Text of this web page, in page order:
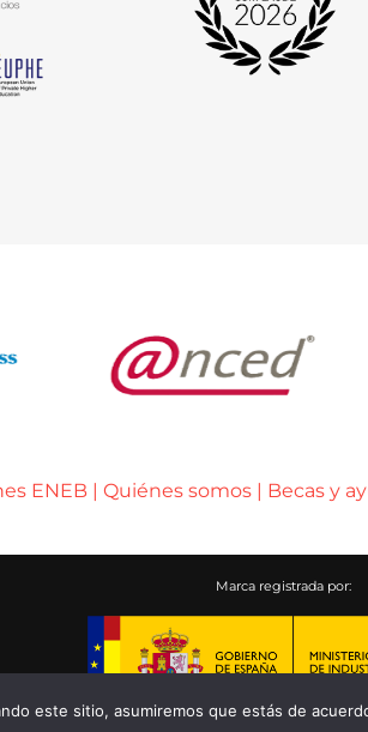
ENEB | Quiénes somos | Becas y
Marca registrada por:
este sitio, asumiremos que estás de